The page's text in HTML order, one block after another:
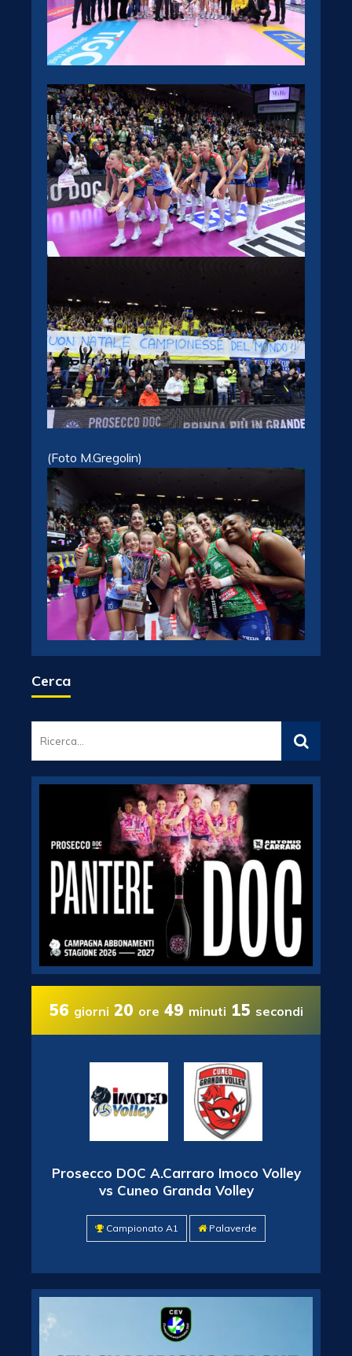
(Foto M.Gregolin)
Cerca
56 giorni 20 ore 49 minuti 13 secondi
Prosecco DOC A.Carraro Imoco Volley
vs Cuneo Granda Volley
Campionato A1 Palaverde